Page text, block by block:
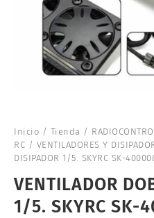
Inicio / Tienda /
RC / VENTILADORES Y
DISIPADOR 1/5. SKYRC SK-
VENTILADOR
1/5. SKYRC SK-